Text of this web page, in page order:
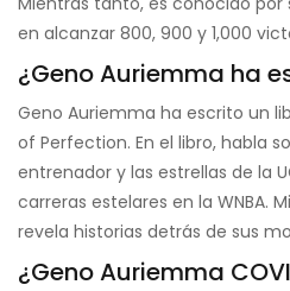
en alcanzar 800, 900 y 1,000
¿Geno Auriemma ha
Geno Auriemma ha escrito un
of Perfection. En el libro, habla
entrenador y las estrellas de la
carreras estelares en la WNBA.
revela historias detrás de sus
¿Geno Auriemma